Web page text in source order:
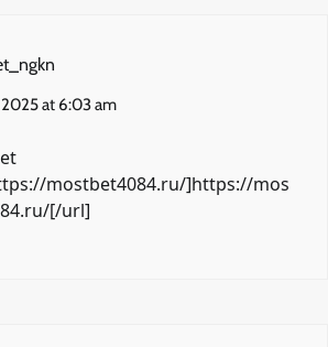
2025 at 6:03 am
mostbet4084.ru/]https://mos
[/url]